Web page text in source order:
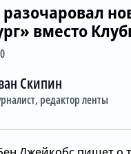
вместо
Скипин
редактор ленты